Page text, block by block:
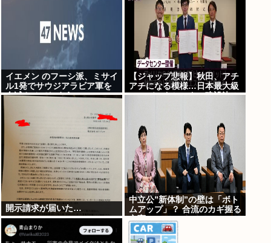
イエメン のフーシ派、ミサイ
ル1発でサウジアラビア軍を
全滅させてしまうww
【ジャップ悲報】秋田、アチ
アチになる模様…日本最大級
のAIデータセンター建設決
開示請求が届いた…
中立公”新体制”の壁は「ボト
ムアップ」？ 合流のカギ握る
立憲